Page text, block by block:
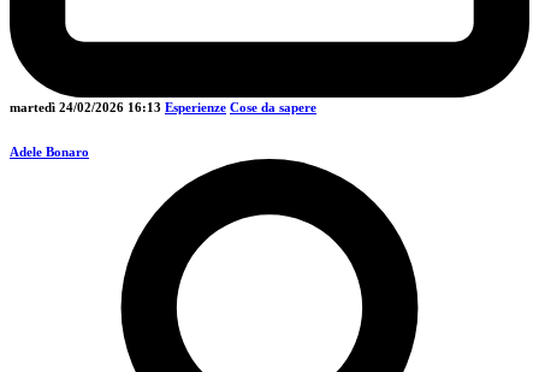
martedì 24/02/2026 16:13 Esperienze Cose da sapere
Adele Bonaro